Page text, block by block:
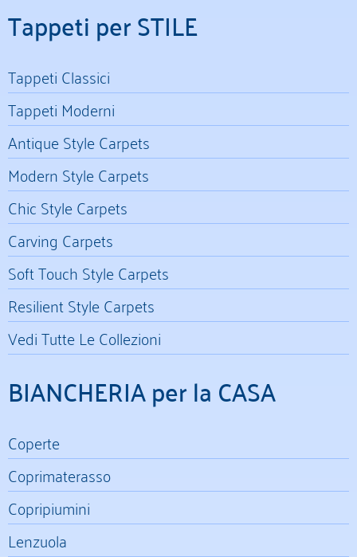
Tappeti per STILE
Tappeti Classici
Tappeti Moderni
Antique Style Carpets
Modern Style Carpets
Chic Style Carpets
Carving Carpets
Soft Touch Style Carpets
Resilient Style Carpets
Vedi Tutte Le Collezioni
BIANCHERIA per la CASA
Coperte
Coprimaterasso
Copripiumini
Lenzuola